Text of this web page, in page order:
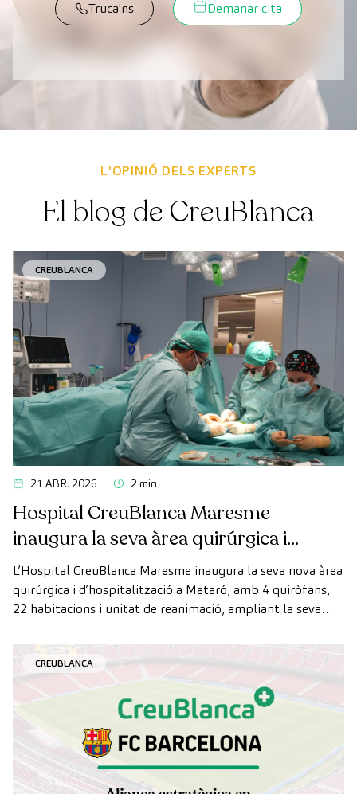
Truca'ns Demanar cita
L'OPINIÓ DELS EXPERTS
El blog de CreuBlanca
CREUBLANCA
21 ABR. 2026 2 min
Hospital CreuBlanca Maresme
inaugura la seva àrea quirúrgica i
d’hospitalització
L’Hospital CreuBlanca Maresme inaugura la seva nova àrea
quirúrgica i d’hospitalització a Mataró, amb 4 quiròfans,
22 habitacions i unitat de reanimació, ampliant la seva
CREUBLANCA